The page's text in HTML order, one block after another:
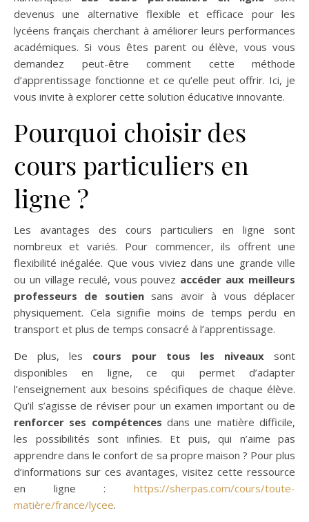
devenus une alternative flexible et efficace pour les
lycéens français cherchant à améliorer leurs performances
académiques. Si vous êtes parent ou élève, vous vous
demandez peut-être comment cette méthode
d’apprentissage fonctionne et ce qu’elle peut offrir. Ici, je
vous invite à explorer cette solution éducative innovante.
Pourquoi choisir des
cours particuliers en
ligne ?
Les avantages des cours particuliers en ligne sont
nombreux et variés. Pour commencer, ils offrent une
flexibilité inégalée. Que vous viviez dans une grande ville
ou un village reculé, vous pouvez accéder aux meilleurs
professeurs de soutiensans avoir à vous déplacer
physiquement. Cela signifie moins de temps perdu en
transport et plus de temps consacré à l’apprentissage.
De plus, les cours pour tous les niveauxsont
disponibles en ligne, ce qui permet d’adapter
l’enseignement aux besoins spécifiques de chaque élève.
Qu’il s’agisse de réviser pour un examen important ou de
renforcer ses compétences dans une matière difficile,
les possibilités sont infinies. Et puis, qui n’aime pas
apprendre dans le confort de sa propre maison ? Pour plus
d’informations sur ces avantages, visitez cette ressource
en ligne : https://sherpas.com/cours/toute-
matière/france/lycee.